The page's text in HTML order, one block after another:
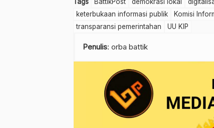
keterbukaan informasi publik
Komisi
transparansi pemerintahan
UU KIP
Penulis: orba battik